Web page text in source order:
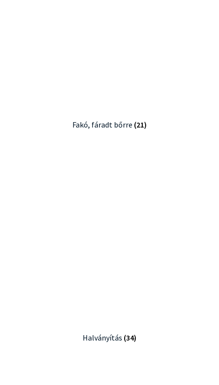
Fakó, fáradt bőrre (21)
Halványítás (34)